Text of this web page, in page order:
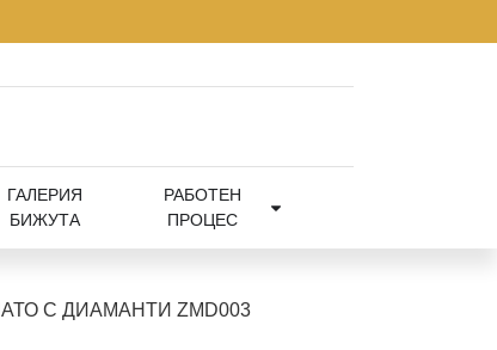
ГАЛЕРИЯ
БИЖУТА
РАБОТЕН
ПРОЦЕС
С ДИАМАНТИ ZMD003